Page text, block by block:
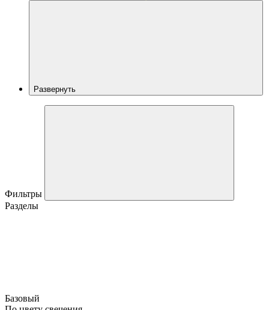
Развернуть
Фильтры
Разделы
Базовый